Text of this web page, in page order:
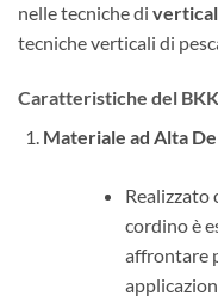
nelle tecniche di
tecniche verticali di
Caratteristiche del
Materiale ad Alta
Realizzato
cordino è
affrontare